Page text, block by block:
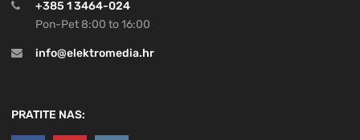
+385 1 3464-024
Pon-Pet 8:00 to 16:00
info@elektromedia.hr
PRATITE NAS: